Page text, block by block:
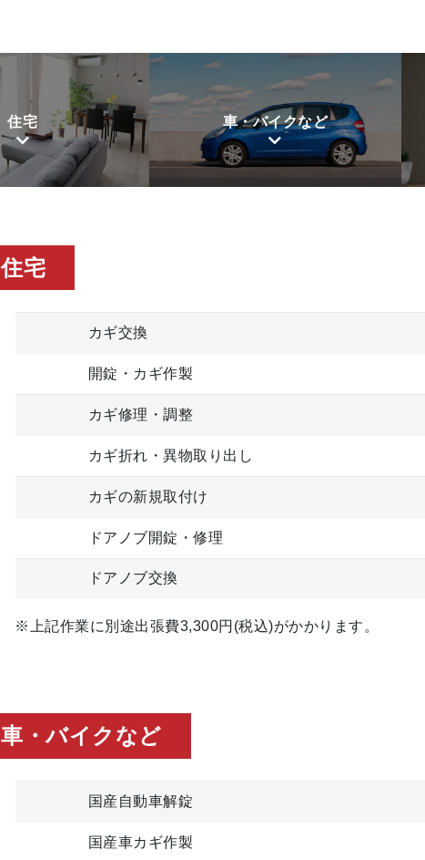
住宅 車・バイクなど
住宅
カギ交換
開錠・カギ作製
カギ修理・調整
カギ折れ・異物取り出し
カギの新規取付け
ドアノブ開錠・修理
ドアノブ交換
※上記作業に別途出張費3,300円(税込)がかかります。
車・バイクなど
国産自動車解錠
国産車カギ作製